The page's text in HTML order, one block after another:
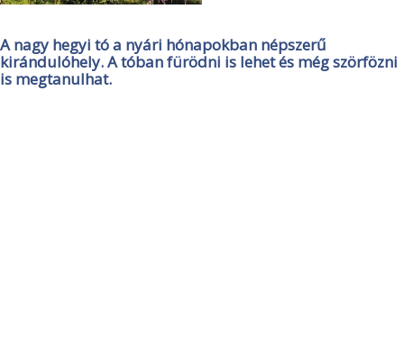
A nagy hegyi tó a nyári hónapokban népszerű
kirándulóhely. A tóban fürödni is lehet és még szörfözni
is megtanulhat.